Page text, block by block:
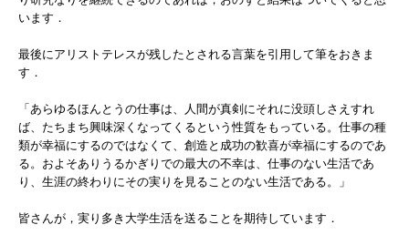
います．
最後にアリストテレスが残したとされる言葉を引用して筆をおきま
す．
「あらゆるほんとうの仕事は、人間が真剣にそれに没頭しさえすれ
ば、たちまち興味深くなってくるという性質をもっている。仕事の種
類が幸福にするのではなくて、創造と成功の歓喜が幸福にするのであ
る。およそありうるかぎりでの最大の不幸は、仕事のない生活であ
り、生涯の終わりにその実りを見ることのない生活である。」
皆さんが，実り多き大学生活を送ることを期待しています．